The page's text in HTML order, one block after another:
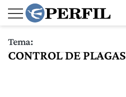
Tema:
CONTROL DE PLAGAS